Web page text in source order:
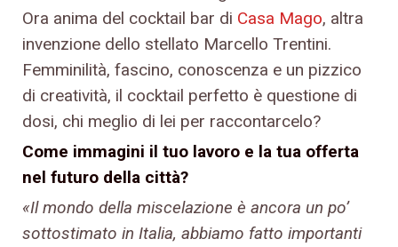
Ora anima del cocktail bar di Casa Mago, altra
invenzione dello stellato Marcello Trentini.
Femminilità, fascino, conoscenza e un pizzico
di creatività, il cocktail perfetto è questione di
dosi, chi meglio di lei per raccontarcelo?
Come immagini il tuo lavoro e la tua offerta
nel futuro della città?
«Il mondo della miscelazione è ancora un po’
sottostimato in Italia, abbiamo fatto importanti